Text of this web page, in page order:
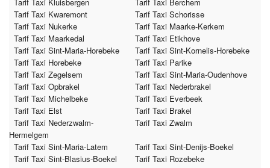
Tarif Taxi Kwaremont
Tarif Taxi Schorisse
Tarif Taxi Nukerke
Tarif Taxi Maarke-Kerkem
Tarif Taxi Maarkedal
Tarif Taxi Etikhove
Tarif Taxi Sint-Maria-Horebeke
Tarif Taxi Sint-Kornelis-Horebeke
Tarif Taxi Horebeke
Tarif Taxi Parike
Tarif Taxi Zegelsem
Tarif Taxi Sint-Maria-Oudenhove
Tarif Taxi Opbrakel
Tarif Taxi Nederbrakel
Tarif Taxi Michelbeke
Tarif Taxi Everbeek
Tarif Taxi Elst
Tarif Taxi Brakel
Tarif Taxi Nederzwalm-
Hermelgem
Tarif Taxi Zwalm
Tarif Taxi Sint-Maria-Latem
Tarif Taxi Sint-Denijs-Boekel
Tarif Taxi Sint-Blasius-Boekel
Tarif Taxi Rozebeke